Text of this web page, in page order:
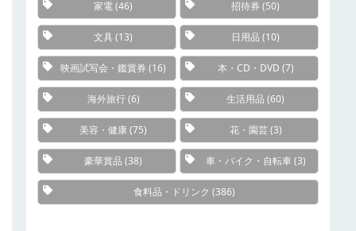
家電(46) 招待券 (50)
文具 (13) 日用品 (10)
映画試写会・鑑賞券 (16) 本・CD・DVD (7)
海外旅行(6) 生活用品 (60)
美容・健康(75) 花・園芸(3)
豪華賞品 (38) 車・バイク・自転車(3)
食料品・ドリンク (386)